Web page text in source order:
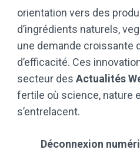
orientation vers des
d’ingrédients naturels,
une demande croissante
d’efficacité. Ces
secteur des Actualités
fertile où science, nature
s’entrelacent.
Déconnexion